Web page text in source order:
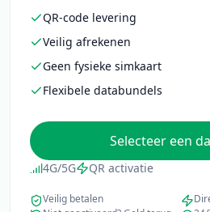
QR-code levering
Veilig afrekenen
Geen fysieke simkaart
Flexibele databundels
Selecteer een
4G/5G QR activatie
Veilig betalen